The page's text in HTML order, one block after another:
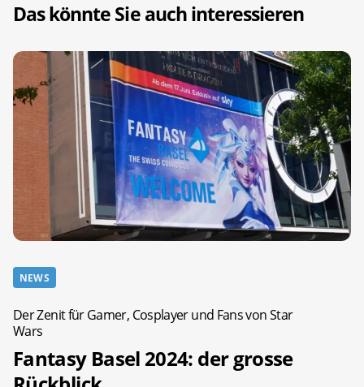
Das könnte Sie auch interessieren
NEWS
Der Zenit für Gamer, Cosplayer und Fans von Star
Wars
Fantasy Basel 2024: der grosse